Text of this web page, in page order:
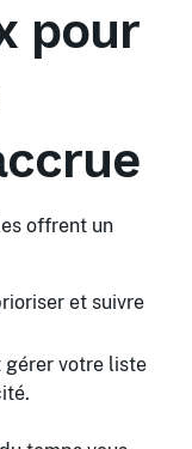
pour
offrent un
et suivre
gérer votre liste